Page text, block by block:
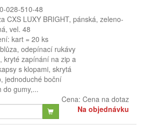
028-510-48
CXS LUXY BRIGHT, pánská, zeleno-
vel. 48
kart = 20 ks
odepínací rukávy
kryté zapínání na zip a
s klopami, skrytá
jednoduché boční
do gumy,...
Cena: Cena na dotaz
Na objednávku